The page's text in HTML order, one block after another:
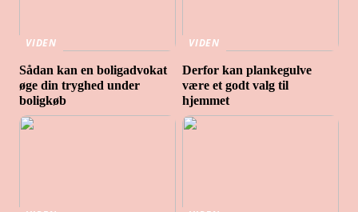
VIDEN
Sådan kan en boligadvokat
øge din tryghed under
boligkøb
VIDEN
Derfor kan plankegulve
være et godt valg til
hjemmet